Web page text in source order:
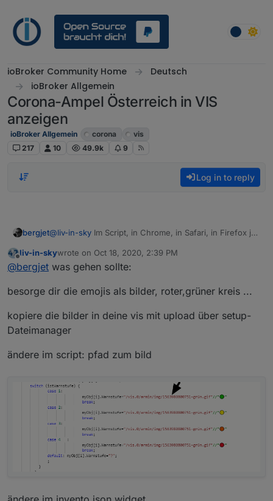
ioBroker Community Home
Deutsch
ioBroker Allgemein
Corona-Ampel Österreich in VIS
anzeigen
ioBroker Allgemein corona
vis
217
10 49.9k 9
Log in to reply
bergjet@liv-in-sky Im Script, in Chrome, in Safari, in Firefox ja.
Offline
liv-in-skywrote on Oct 18, 2020, 2:39 PM
last edited by
@bergjet was gehen sollte:
besorge dir die emojis als bilder, roter,grüner kreis ...
kopiere die bilder in deine vis mit upload über setup-
Dateimanager
ändere im script: pfad zum bild